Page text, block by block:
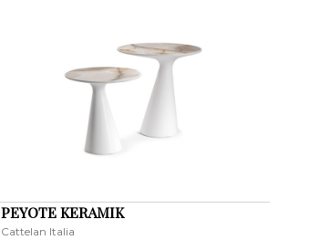
PEYOTE KERAMIK
Cattelan Italia